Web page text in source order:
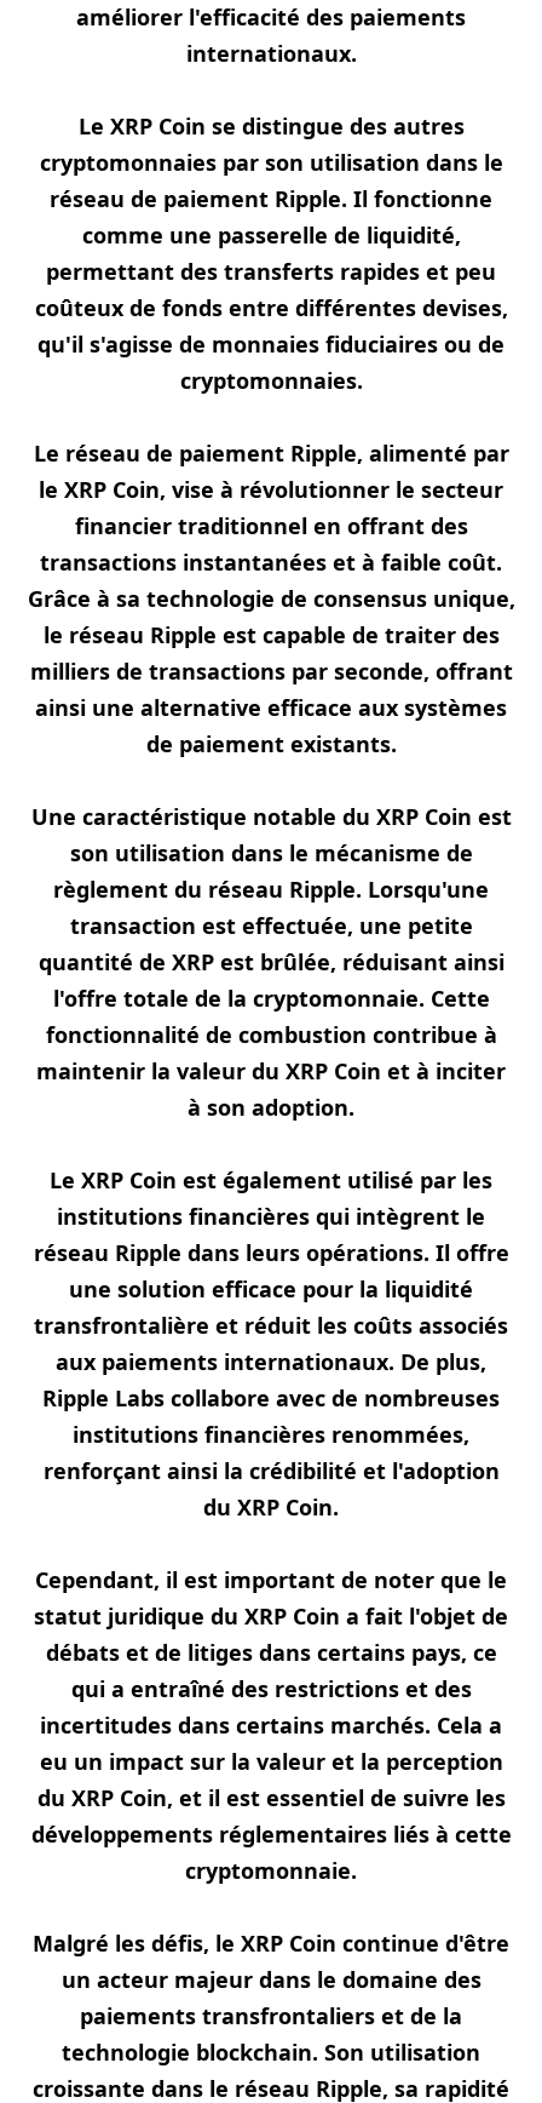
améliorer l'efficacité des paiements
internationaux.
Le XRP Coin se distingue des autres
cryptomonnaies par son utilisation dans le
réseau de paiement Ripple. Il fonctionne
comme une passerelle de liquidité,
permettant des transferts rapides et peu
coûteux de fonds entre différentes devises,
qu'il s'agisse de monnaies fiduciaires ou de
cryptomonnaies.
Le réseau de paiement Ripple, alimenté par
le XRP Coin, vise à révolutionner le secteur
financier traditionnel en offrant des
transactions instantanées et à faible coût.
Grâce à sa technologie de consensus unique,
le réseau Ripple est capable de traiter des
milliers de transactions par seconde, offrant
ainsi une alternative efficace aux systèmes
de paiement existants.
Une caractéristique notable du XRP Coin est
son utilisation dans le mécanisme de
règlement du réseau Ripple. Lorsqu'une
transaction est effectuée, une petite
quantité de XRP est brûlée, réduisant ainsi
l'offre totale de la cryptomonnaie. Cette
fonctionnalité de combustion contribue à
maintenir la valeur du XRP Coin et à inciter
à son adoption.
Le XRP Coin est également utilisé par les
institutions financières qui intègrent le
réseau Ripple dans leurs opérations. Il offre
une solution efficace pour la liquidité
transfrontalière et réduit les coûts associés
aux paiements internationaux. De plus,
Ripple Labs collabore avec de nombreuses
institutions financières renommées,
renforçant ainsi la crédibilité et l'adoption
du XRP Coin.
Cependant, il est important de noter que le
statut juridique du XRP Coin a fait l'objet de
débats et de litiges dans certains pays, ce
qui a entraîné des restrictions et des
incertitudes dans certains marchés. Cela a
eu un impact sur la valeur et la perception
du XRP Coin, et il est essentiel de suivre les
développements réglementaires liés à cette
cryptomonnaie.
Malgré les défis, le XRP Coin continue d'être
un acteur majeur dans le domaine des
paiements transfrontaliers et de la
technologie blockchain. Son utilisation
croissante dans le réseau Ripple, sa rapidité